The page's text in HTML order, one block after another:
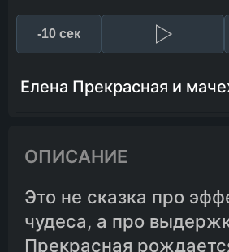
Исполнители
-10 сек
Елена Прекрасная и
ОПИСАНИЕ
Это не сказка про
чудеса, а про
Прекрасная